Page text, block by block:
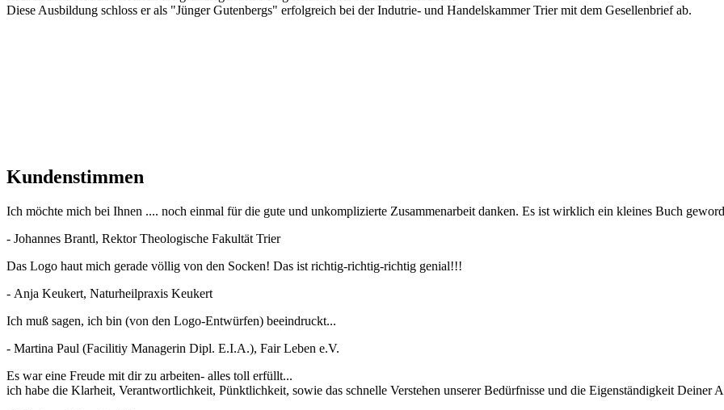
Diese Ausbildung schloss er als "Jünger Gutenbergs" erfolgreich bei der Indutrie- und Handelskammer Trier mit dem Gesellenbrief ab.
Kundenstimmen
Ich möchte mich bei Ihnen .... noch einmal für die gute und unkomplizierte Zusammenarbeit danken. Es ist wirklich ein kleines Buch
- Johannes Brantl, Rektor Theologische Fakultät Trier
Das Logo haut mich gerade völlig von den Socken! Das ist richtig-richtig-richtig genial!!!
- Anja Keukert, Naturheilpraxis Keukert
Ich muß sagen, ich bin (von den Logo-Entwürfen) beeindruckt...
- Martina Paul (Facilitiy Managerin Dipl. E.I.A.), Fair Leben e.V.
Es war eine Freude mit dir zu arbeiten- alles toll erfüllt...
ich habe die Klarheit, Verantwortlichkeit, Pünktlichkeit, sowie das schnelle Verstehen unserer Bedürfnisse und die Eigenständigkeit Deiner